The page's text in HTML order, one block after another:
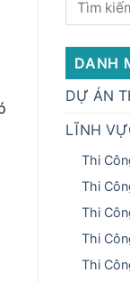
DANH
DỰ ÁN
LĨNH
Thi
Thi
Thi
Thi
Thi